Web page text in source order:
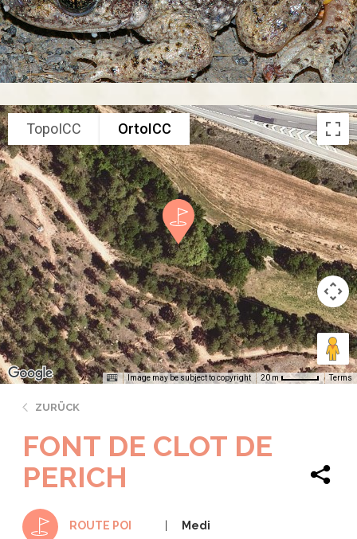
TopoICC OrtoICC
Image may be subject to copyright 20 m Terms
ZURÜCK
FONT DE CLOT DE
PERICH
ROUTE POI Medi